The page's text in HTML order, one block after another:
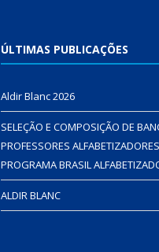
ÚLTIMAS PUBLICAÇÕES
Aldir Blanc 2026
SELEÇÃO E COMPOSIÇÃO DE
PROFESSORES
PROGRAMA BRASIL
ALDIR BLANC